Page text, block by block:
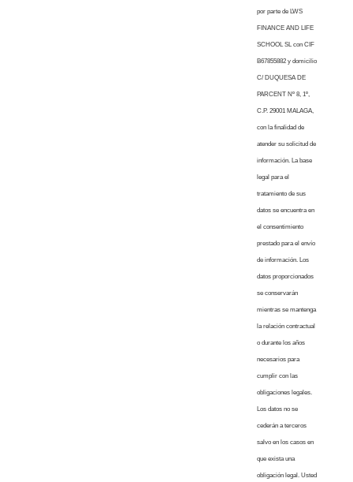
por parte de LWS
FINANCE AND LIFE
SCHOOL SL con CIF
B67855882 y domicilio
C/ DUQUESA DE
PARCENT Nº 8, 1º,
C.P. 29001 MALAGA,
con la finalidad de
atender su solicitud de
información. La base
legal para el
tratamiento de sus
datos se encuentra en
el consentimiento
prestado para el envío
de información. Los
datos proporcionados
se conservarán
mientras se mantenga
la relación contractual
o durante los años
necesarios para
cumplir con las
obligaciones legales.
Los datos no se
cederán a terceros
salvo en los casos en
que exista una
obligación legal. Usted